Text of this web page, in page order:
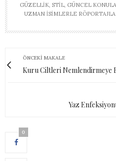
GÜZELLIK, STIL, GÜNCEL
UZMAN ISIMLERLE
ÖNCEKI MAKALE
Kuru Ciltleri Nemlendirmeye
Yaz
0